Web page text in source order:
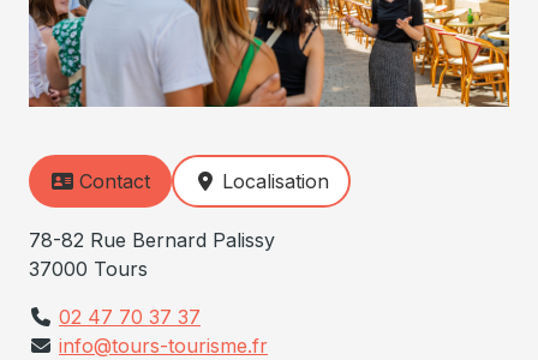
Contact Localisation
78-82 Rue Bernard Palissy
37000 Tours
02 47 70 37 37
info@tours-tourisme.fr